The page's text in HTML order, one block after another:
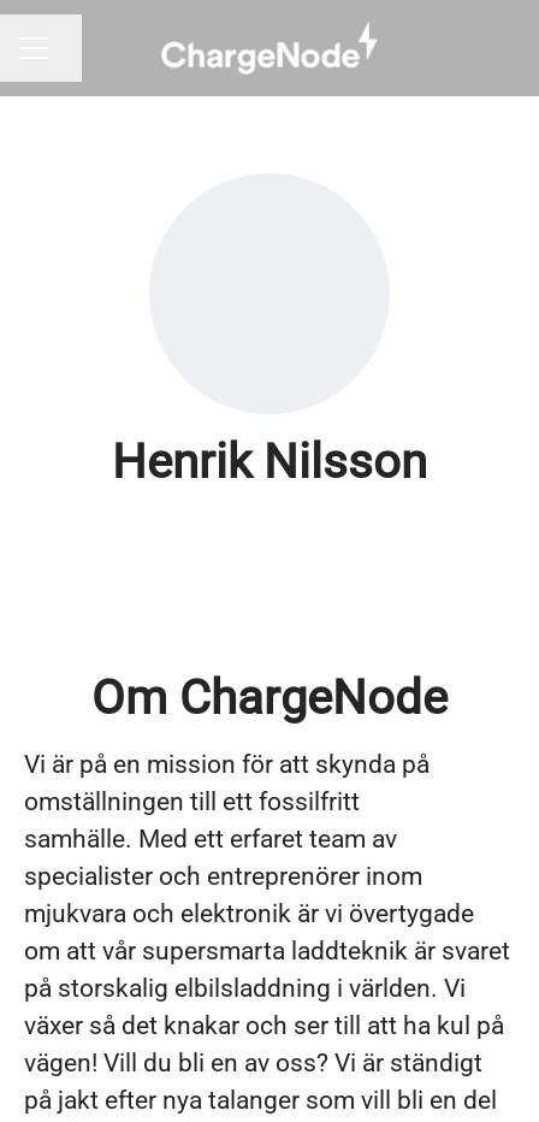
Henrik Nilsson
Om ChargeNode
Vi är på en mission för att skynda på
omställningen till ett fossilfritt
samhälle. Med ett erfaret team av
specialister och entreprenörer inom
mjukvara och elektronik är vi övertygade
om att vår supersmarta laddteknik är svaret
på storskalig elbilsladdning i världen. Vi
växer så det knakar och ser till att ha kul på
vägen! Vill du bli en av oss? Vi är ständigt
på jakt efter nya talanger som vill bli en del